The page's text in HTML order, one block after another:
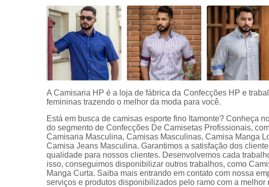
branca
preço
Camisas
sociais
listradas
Camisas
sociais
curta
Camisas
sociais
manga
longa
Camisas
sociais
masculinas
A Camisaria HP é a loja de fábrica da Confecções HP e
femininas trazendo o melhor da moda para você.
Está em busca de camisas esporte fino Itamonte? Conheça
do segmento de Confecções De Camisetas Profissionais,
Camisaria Masculina, Camisas Masculinas, Camisa Manga
Camisa Jeans Masculina. Garantimos a satisfação dos
qualidade para nossos clientes. Desenvolvemos cada
isso, conseguimos disponibilizar outros trabalhos, como
Manga Curta. Saiba mais entrando em contato com nossa
serviços e produtos disponibilizados pelo ramo com a melhor